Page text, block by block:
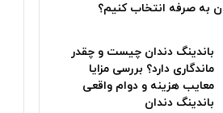
به صرفه انتخاب کنیم؟
باندینگ دندان چیست و چقدر
ماندگاری دارد؟ بررسی مزایا
معایب هزینه و دوام واقعی
باندینگ دندان